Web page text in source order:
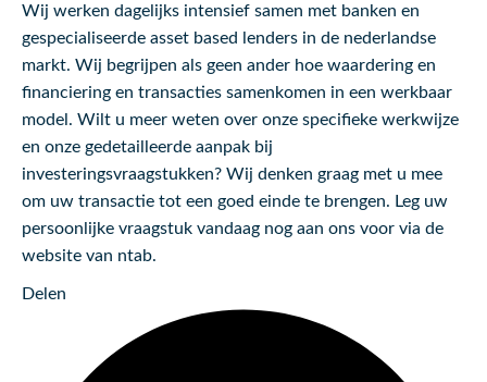
Wij werken dagelijks intensief samen met banken en
gespecialiseerde asset based lenders in de nederlandse
markt. Wij begrijpen als geen ander hoe waardering en
financiering en transacties samenkomen in een werkbaar
model. Wilt u meer weten over onze specifieke werkwijze
en onze gedetailleerde aanpak bij
investeringsvraagstukken? Wij denken graag met u mee
om uw transactie tot een goed einde te brengen. Leg uw
persoonlijke vraagstuk vandaag nog aan ons voor via de
website van ntab.
Delen